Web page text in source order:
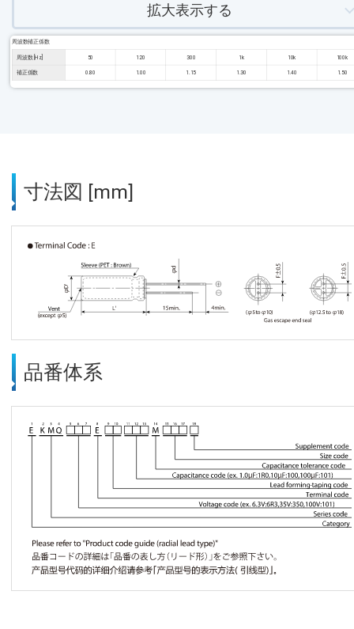
拡大表示する
周波数補正係数
周波数 [Hz] 50 120 300 1k 10k 100k
補正係数 0.80 1.00 1.15 1.30 1.40 1.50
寸法図 [mm]
品番体系